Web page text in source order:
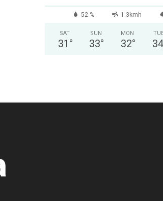
52 % 1.3kmh
SAT
31 °
SUN
33°
MON
32° 34